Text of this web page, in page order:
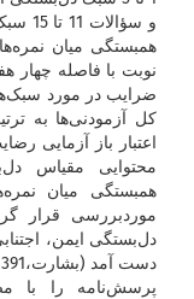
و
نوبت با فاصله چهار
ضرایب در مورد
محتوایی مقیاس
همبستگی میان
موردبررسی قرار
پرسش‌نامه را با